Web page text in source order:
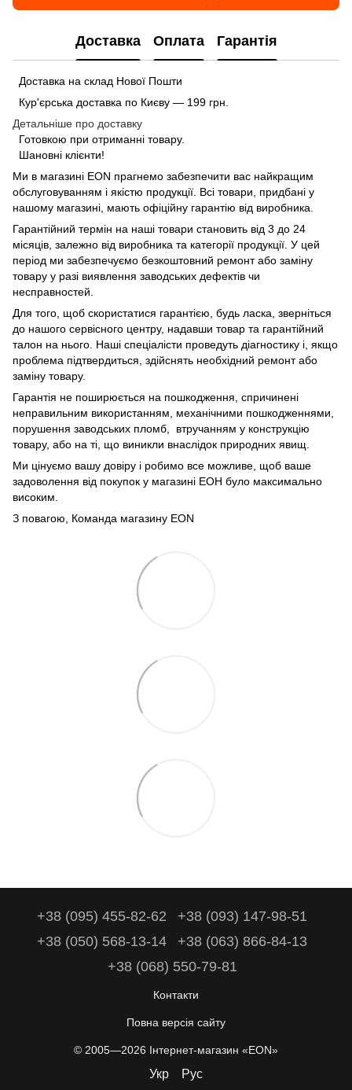
Доставка Оплата Гарантія
Доставка на склад Нової Пошти
Кур'єрська доставка по Києву — 199 грн.
Детальніше про доставку
Готовкою при отриманні товару.
Шановні клієнти!
Ми в магазині EON прагнемо забезпечити вас найкращим
обслуговуванням і якістю продукції. Всі товари, придбані у
нашому магазині, мають офіційну гарантію від виробника.
Гарантійний термін на наші товари становить від 3 до 24
місяців, залежно від виробника та категорії продукції. У цей
період ми забезпечуємо безкоштовний ремонт або заміну
товару у разі виявлення заводських дефектів чи
несправностей.
Для того, щоб скористатися гарантією, будь ласка, зверніться
до нашого сервісного центру, надавши товар та гарантійний
талон на нього. Наші спеціалісти проведуть діагностику і, якщо
проблема підтвердиться, здійснять необхідний ремонт або
заміну товару.
Гарантія не поширюється на пошкодження, спричинені
неправильним використанням, механічними пошкодженнями,
порушення заводських пломб, втручанням у конструкцію
товару, або на ті, що виникли внаслідок природних явищ.
Ми цінуємо вашу довіру і робимо все можливе, щоб ваше
задоволення від покупок у магазині ЕОН було максимально
високим.
З повагою, Команда магазину EON
+38 (095) 455-82-62
+38 (093) 147-98-51
+38 (050) 568-13-14
+38 (063) 866-84-13
+38 (068) 550-79-81
Контакти
Повна версія сайту
© 2005—2026 Інтернет-магазин «EON»
Укр Рус